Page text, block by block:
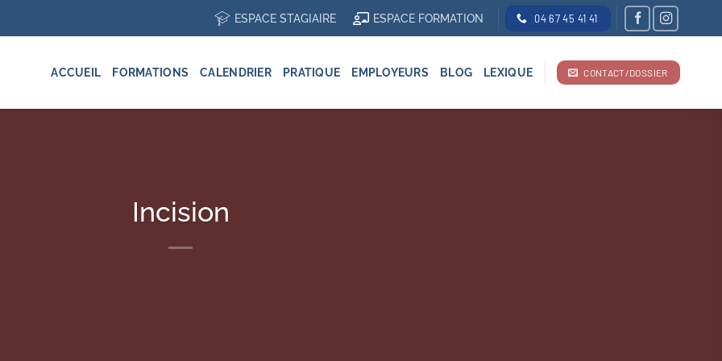
ESPACE STAGIAIRE ESPACE FORMATION 04 67 45 41 41
ACCUEIL FORMATIONS CALENDRIER PRATIQUE EMPLOYEURS BLOG LEXIQUE CONTACT/DOSSIER
Incision